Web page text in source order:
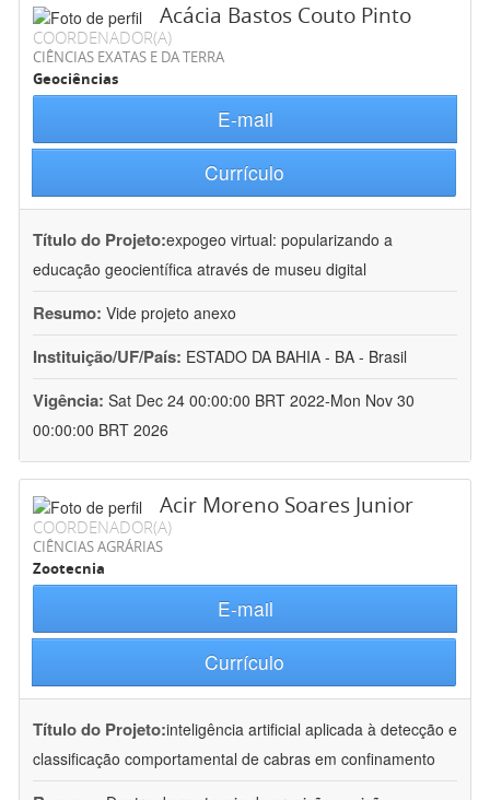
Acácia Bastos Couto Pinto
COORDENADOR(A)
CIÊNCIAS EXATAS E DA TERRA
Geociências
E-mail
Currículo
Título do Projeto:expogeo virtual: popularizando a
educação geocientífica através de museu digital
Resumo: Vide projeto anexo
Instituição/UF/País: ESTADO DA BAHIA - BA - Brasil
Vigência: Sat Dec 24 00:00:00 BRT 2022-Mon Nov 30
00:00:00 BRT 2026
Acir Moreno Soares Junior
COORDENADOR(A)
CIÊNCIAS AGRÁRIAS
Zootecnia
E-mail
Currículo
Título do Projeto:inteligência artificial aplicada à detecção e
classificação comportamental de cabras em confinamento